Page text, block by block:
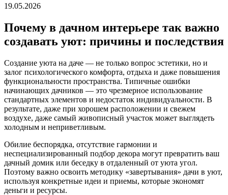
19.05.2026
Почему в дачном интерьере так важно
создавать уют: причины и последствия
Создание уюта на даче — не только вопрос эстетики, но и
залог психологического комфорта, отдыха и даже повышения
функциональности пространства. Типичные ошибки
начинающих дачников — это чрезмерное использование
стандартных элементов и недостаток индивидуальности. В
результате, даже при хорошем расположении и свежем
воздухе, даже самый живописный участок может выглядеть
холодным и неприветливым.
Обилие беспорядка, отсутствие гармонии и
неспециализированный подбор декора могут превратить ваш
дачный домик или беседку в отдаленный от уюта угол.
Поэтому важно освоить методику «завертывания» дачи в уют,
используя конкретные идеи и приемы, которые экономят
деньги и ресурсы.